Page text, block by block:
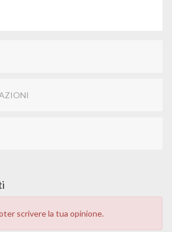
scrivere la tua opinione.